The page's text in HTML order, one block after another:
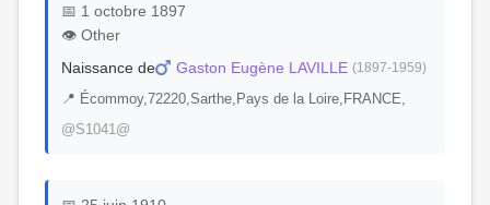
📅 1 octobre 1897
👁️ Other
Naissance de
Gaston Eugène LAVILLE (1897-1959)
📍 Écommoy,72220,Sarthe,Pays de la Loire,FRANCE,
@S1041@